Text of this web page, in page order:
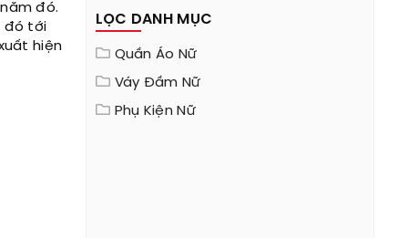
đó.
đó tới
hiện
LỌC DANH MỤC
Quần Áo Nữ
Váy Đầm Nữ
Phụ Kiện Nữ